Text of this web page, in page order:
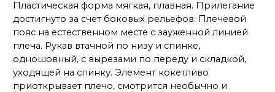
Пластическая форма мягкая, плавная. Прилегание
достигнуто за счет боковых рельефов. Плечевой
пояс на естественном месте с зауженной линией
плеча. Рукав втачной по низу и спинке,
одношовный, с вырезами по переду и складкой,
уходящей на спинку. Элемент кокетливо
приоткрывает плечо, смотрится необычно и